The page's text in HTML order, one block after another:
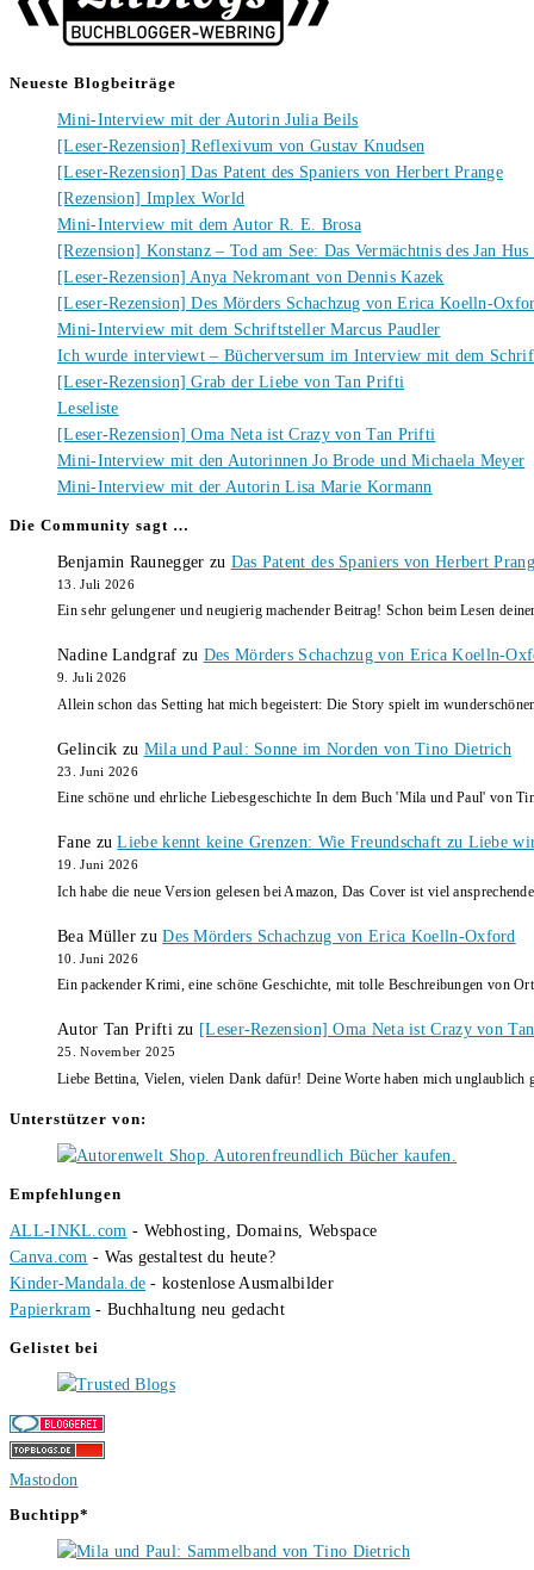
Neueste Blogbeiträge
Mini-Interview mit der Autorin Julia Beils
[Leser-Rezension] Reflexivum von Gustav Knudsen
[Leser-Rezension] Das Patent des Spaniers von Herbert Prange
[Rezension] Implex World
Mini-Interview mit dem Autor R. E. Brosa
[Rezension] Konstanz – Tod am See: Das Vermächtnis des Jan
[Leser-Rezension] Anya Nekromant von Dennis Kazek
[Leser-Rezension] Des Mörders Schachzug von Erica Koelln-
Mini-Interview mit dem Schriftsteller Marcus Paudler
Ich wurde interviewt – Bücherversum im Interview mit dem
[Leser-Rezension] Grab der Liebe von Tan Prifti
Leseliste
[Leser-Rezension] Oma Neta ist Crazy von Tan Prifti
Mini-Interview mit den Autorinnen Jo Brode und Michaela Meyer
Mini-Interview mit der Autorin Lisa Marie Kormann
Die Community sagt …
Benjamin Raunegger zu Das Patent des Spaniers von Herbert
13. Juli 2026
Ein sehr gelungener und neugierig machender Beitrag! Schon beim Lesen
Nadine Landgraf zu Des Mörders Schachzug von Erica Koelln-
9. Juli 2026
Allein schon das Setting hat mich begeistert: Die Story spielt im
Gelincik zu Mila und Paul: Sonne im Norden von Tino Dietrich
23. Juni 2026
Eine schöne und ehrliche Liebesgeschichte In dem Buch 'Mila und Paul' von
Fane zuLiebe kennt keine Grenzen: Wie Freundschaft zu Liebe
19. Juni 2026
Ich habe die neue Version gelesen bei Amazon, Das Cover ist viel
Bea Müller zuDes Mörders Schachzug von Erica Koelln-Oxford
10. Juni 2026
Ein packender Krimi, eine schöne Geschichte, mit tolle Beschreibungen von
Autor Tan Priftizu [Leser-Rezension] Oma Neta ist Crazy von
25. November 2025
Liebe Bettina, Vielen, vielen Dank dafür! Deine Worte haben mich unglaublich
Unterstützer von:
Empfehlungen
ALL-INKL.com - Webhosting, Domains, Webspace
Canva.com - Was gestaltest du heute?
Kinder-Mandala.de - kostenlose Ausmalbilder
Papierkram - Buchhaltung neu gedacht
Gelistet bei
Mastodon
Buchtipp*